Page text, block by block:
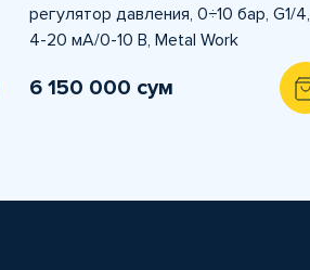
регулятор давления, 0÷10 бар, G1/4,
4-20 мА/0-10 В, Metal Work
6 150 000 сум